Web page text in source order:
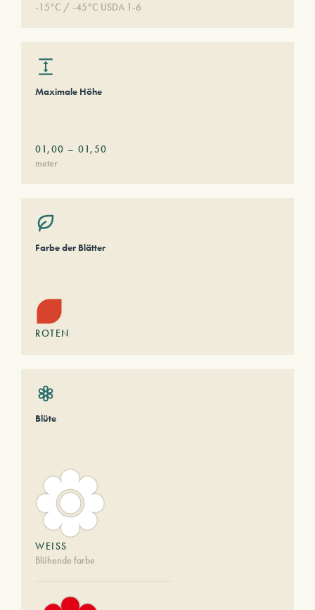
-15°C / -45°C USDA 1-6
Maximale Höhe
01,00 – 01,50
meter
Farbe der Blätter
ROTEN
Blüte
WEISS
Blühende farbe